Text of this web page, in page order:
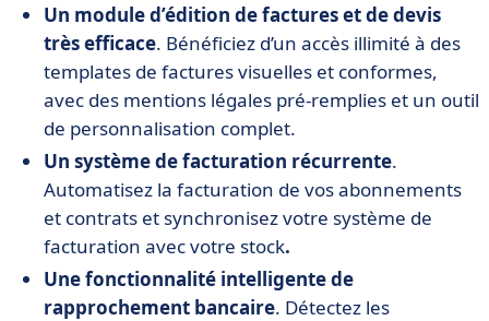
Un module d’édition de factures et de devis
très efficace. Bénéficiez d’un accès illimité à des
templates de factures visuelles et conformes,
avec des mentions légales pré-remplies et un outil
de personnalisation complet.
Un système de facturation récurrente.
Automatisez la facturation de vos abonnements
et contrats et synchronisez votre système de
facturation avec votre stock.
Une fonctionnalité intelligente de
rapprochement bancaire. Détectez les